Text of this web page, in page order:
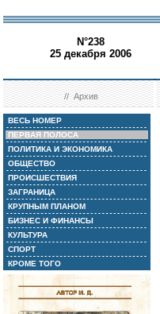
N°238
25 декабря 2006
//Архив
ВЕСЬ НОМЕР
ПЕРВАЯ ПОЛОСА
ПОЛИТИКА И ЭКОНОМИКА
ОБЩЕСТВО
ПРОИСШЕСТВИЯ
ЗАГРАНИЦА
КРУПНЫМ ПЛАНОМ
БИЗНЕС И ФИНАНСЫ
КУЛЬТУРА
СПОРТ
КРОМЕ ТОГО